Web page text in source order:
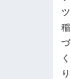
ツ
稲
づ
く
り